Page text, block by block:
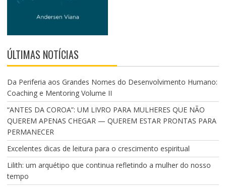
ÚLTIMAS NOTÍCIAS
Da Periferia aos Grandes Nomes do Desenvolvimento Humano:
Coaching e Mentoring Volume II
“ANTES DA COROA”: UM LIVRO PARA MULHERES QUE NÃO
QUEREM APENAS CHEGAR — QUEREM ESTAR PRONTAS PARA
PERMANECER
Excelentes dicas de leitura para o crescimento espiritual
Lilith: um arquétipo que continua refletindo a mulher do nosso
tempo